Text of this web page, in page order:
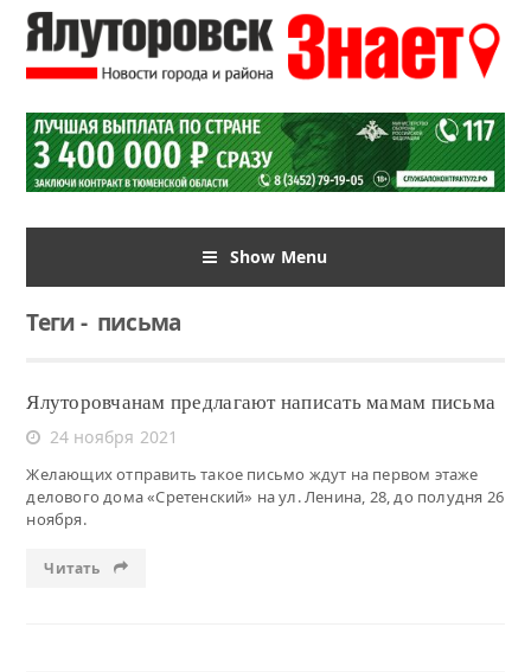
Show Menu
Теги-письма
Ялуторовчанам предлагают написать мамам письма
24 ноября 2021
Желающих отправить такое письмо ждут на первом этаже
делового дома «Сретенский» на ул. Ленина, 28, до полудня 26
ноября.
Читать